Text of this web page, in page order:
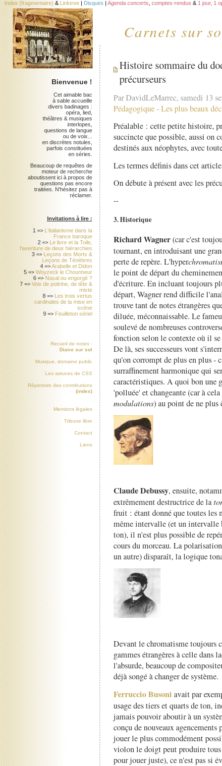
Carnets sur
Index (fragmentaire) & Linktree | Disques | Agenda concerts comptes-rendus & 1 jour, 1
Histoire sommaire du
précurseurs
Par DavidLeMarrec, samedi 13
Pédagogique-Les plus beaux
Préalable : cette petite histoire,
succincte que possible, aussi on
destinés aux néophytes, avec
Les termes définis dans cet
On débute à présent avec les
--
3. Historique
Richard Wagner(car c'est
tournant, en introduisant une
perte de repère. L'hyper
le point de départ du
d'écriture. En incluant toujours
départ, Wagner rend difficile
trouve tant de notes étrangères
diluée, méconnaissable. Le
soulevé de nombreuses
fonction selon le contexte où il
De là, ses successeurs vont
qu'on corrompt de plus en plus -
surraffinement harmonique qui
caractéristiques. A quoi bon une
'polluée' et changeante (car à
modulations) au point de ne plus
Claude Debussy, ensuite,
extrêmement destructrice de la
fruit : étant donné que toutes les
même intervalle (et un intervalle
ton), il n'est plus possible de
cours du morceau. La
un autre) disparaît, la logique
Devant le chromatisme toujours
gammes étrangères à celle dans
l'absurde, beaucoup de
déjà songé à changer de système.
Ferruccio Busoni avait par
usage des tiers et quarts de ton,
jamais pouvoir aboutir à un
conçu de nouveaux
jouer le plus commodément
violon le doigt peut produire
pour jouer juste), ce n'est pas si
Bienvenue !
Cet aimable bac
à sable accueille
divers badinages :
opéra, lied,
théâtres & musiques
interlopes,
questions de langue
ou de voix...
en discrètes notules,
parfois constituées
en séries.
Beaucoup de requêtes de
moteur de recherche
aboutissent ici à propos de
questions pas encore
traitées. N'hésitez pas à
réclamer.
Invitations à lire :
1 => L'italianisme dans la
France baroque
2 => Le livre et la Toile,
l'aventure de deux hiérarchies
3 => Leçons des Morts &
Leçons de Ténèbres
4 =>Arabelle et Didon
5 =>Woyzeck le Chourineur
6 => Nasal ou engorgé ?
7 =>Voix de poitrine, de tête &
mixte
8 => Les trois vertus
cardinales de la mise en
scène
9 => Feuilleton sériel
Recueil de notes :
Diaire sur sol
Musique, domaine public
Les astuces de CSS
Répertoire des contributions
(index)
Mentions légales
Tribune libre
Contact
Liens